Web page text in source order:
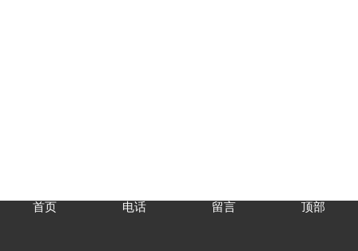
首页 电话 留言 顶部